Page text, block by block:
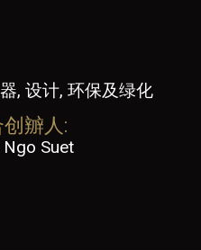
, 设计, 环保及绿化
辧人:
Suet